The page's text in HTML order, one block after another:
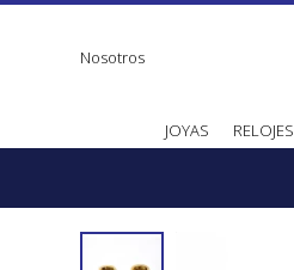
JOYAS RELOJES
Nosotros